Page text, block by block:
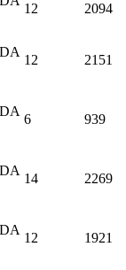
12 2094
12 2151
6 939
14 2269
12 1921